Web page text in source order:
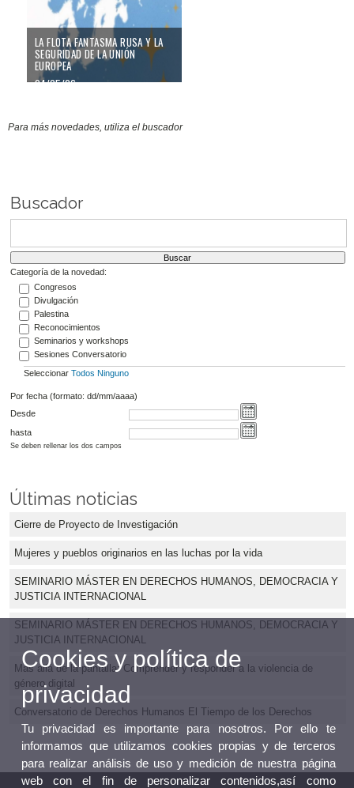
LA FLOTA FANTASMA RUSA Y LA
SEGURIDAD DE LA UNIÓN
EUROPEA
04/05/26
Para más novedades, utiliza el buscador
Buscador
Categoría de la novedad:
Congresos
Divulgación
Palestina
Reconocimientos
Seminarios y workshops
Sesiones Conversatorio
Seleccionar Todos Ninguno
Por fecha (formato: dd/mm/aaaa)
Desde
hasta
Se deben rellenar los dos campos
Últimas noticias
Cierre de Proyecto de Investigación
Mujeres y pueblos originarios en las luchas por la vida
SEMINARIO MÁSTER EN DERECHOS HUMANOS, DEMOCRACIA Y
JUSTICIA INTERNACIONAL
SEMINARIO MÁSTER EN DERECHOS HUMANOS, DEMOCRACIA Y
JUSTICIA INTERNACIONAL
Más allá de la pantalla: Comprender y responder a la violencia de
género digital
Conversatorio de Derechos Humanos El Tiempo de los Derechos
Cookies y política de
privacidad
Tu privacidad es importante para nosotros. Por ello te
informamos que utilizamos cookies propias y de terceros
para realizar análisis de uso y medición de nuestra página
web con el fin de personalizar contenidos,así como